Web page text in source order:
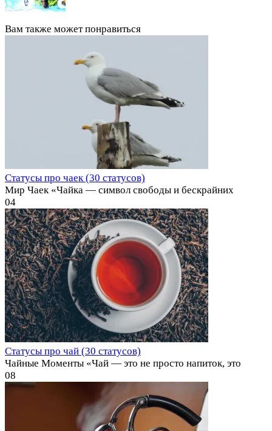
Вам также может понравиться
Статусы про чаек (30 статусов)
Мир Чаек «Чайка — символ свободы и бескрайних
04
Статусы про чай (30 статусов)
Чайные Моменты «Чай — это не просто напиток, это
08